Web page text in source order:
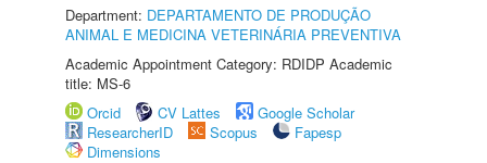
Department: DEPARTAMENTO DE PRODUÇÃO
ANIMAL E MEDICINA VETERINÁRIA PREVENTIVA
Academic Appointment Category: RDIDP Academic
title: MS-6
Orcid
CV Lattes
Google Scholar
ResearcherID
Scopus
Fapesp
Dimensions